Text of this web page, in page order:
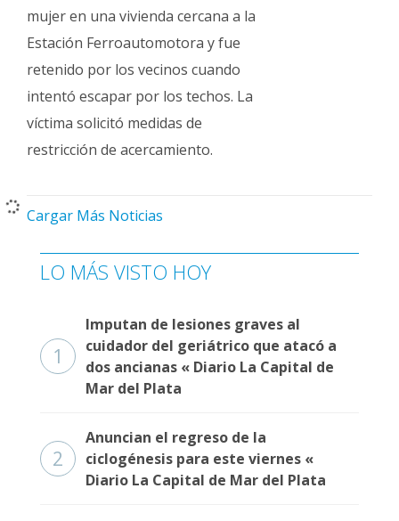
mujer en una vivienda cercana a la
Estación Ferroautomotora y fue
retenido por los vecinos cuando
intentó escapar por los techos. La
víctima solicitó medidas de
restricción de acercamiento.
Cargar Más Noticias
LO MÁS VISTO HOY
1
Imputan de lesiones graves al
cuidador del geriátrico que atacó a
dos ancianas « Diario La Capital de
Mar del Plata
2
Anuncian el regreso de la
ciclogénesis para este viernes «
Diario La Capital de Mar del Plata